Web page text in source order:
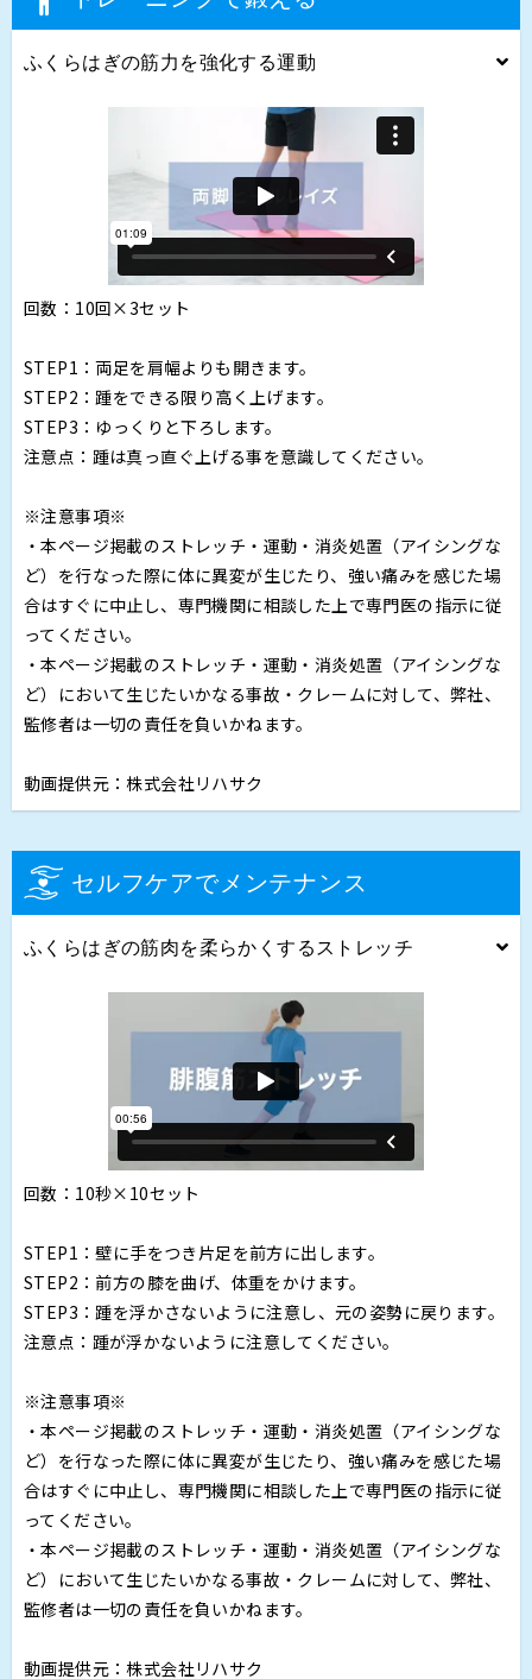
ふくらはぎの筋力を強化する運動
回数：10回×3セット
STEP1：両足を肩幅よりも開きます。
STEP2：踵をできる限り高く上げます。
STEP3：ゆっくりと下ろします。
注意点：踵は真っ直ぐ上げる事を意識してください。
※注意事項※
・本ページ掲載のストレッチ・運動・消炎処置（アイシングな
ど）を行なった際に体に異変が生じたり、強い痛みを感じた場
合はすぐに中止し、専門機関に相談した上で専門医の指示に従
ってください。
・本ページ掲載のストレッチ・運動・消炎処置（アイシングな
ど）において生じたいかなる事故・クレームに対して、弊社、
監修者は一切の責任を負いかねます。
動画提供元：株式会社リハサク
セルフケアでメンテナンス
ふくらはぎの筋肉を柔らかくするストレッチ
回数：10秒×10セット
STEP1：壁に手をつき片足を前方に出します。
STEP2：前方の膝を曲げ、体重をかけます。
STEP3：踵を浮かさないように注意し、元の姿勢に戻ります。
注意点：踵が浮かないように注意してください。
※注意事項※
・本ページ掲載のストレッチ・運動・消炎処置（アイシングな
ど）を行なった際に体に異変が生じたり、強い痛みを感じた場
合はすぐに中止し、専門機関に相談した上で専門医の指示に従
ってください。
・本ページ掲載のストレッチ・運動・消炎処置（アイシングな
ど）において生じたいかなる事故・クレームに対して、弊社、
監修者は一切の責任を負いかねます。
動画提供元：株式会社リハサク